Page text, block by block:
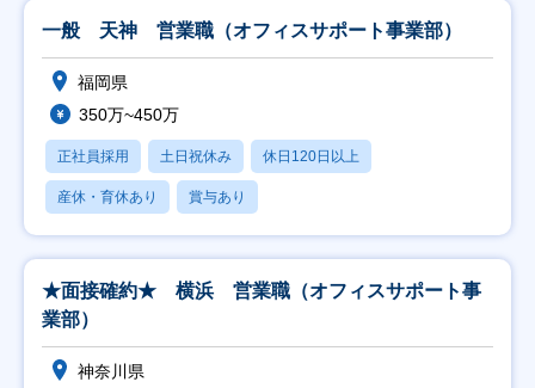
一般 天神 営業職（オフィスサポート事業部）
福岡県
350万~450万
正社員採用 土日祝休み 休日120日以上
産休・育休あり 賞与あり
★面接確約★ 横浜 営業職（オフィスサポート事
業部）
神奈川県